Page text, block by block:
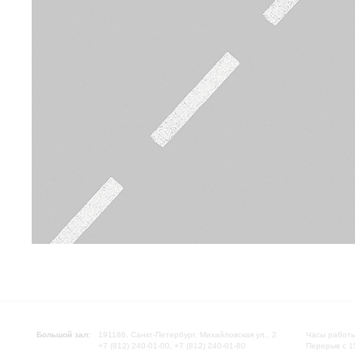
Большой зал:
191186, Санкт-Петербург, Михайловская ул., 2
+7 (812) 240-01-00, +7 (812) 240-01-80
Часы
Перерыв с